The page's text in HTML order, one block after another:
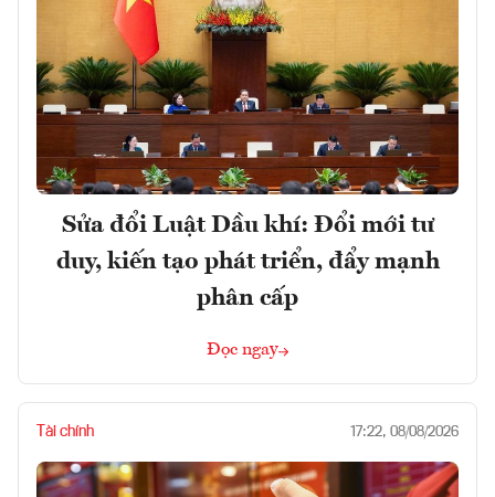
Sửa đổi Luật Dầu khí: Đổi mới tư
duy, kiến tạo phát triển, đẩy mạnh
phân cấp
Đọc ngay
Tài chính 17:22, 08/08/2026